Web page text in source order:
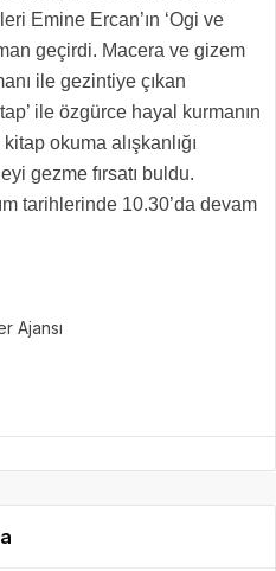
Emine Ercan’ın ‘Ogi ve
geçirdi. Macera ve gizem
ile gezintiye çıkan
ile özgürce hayal kurmanın
okuma alışkanlığı
gezme fırsatı buldu.
tarihlerinde 10.30’da devam
Ajansı